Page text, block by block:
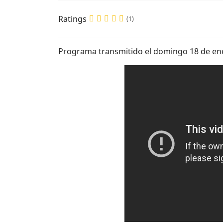
Ratings (1)
Programa transmitido el domingo 18 de